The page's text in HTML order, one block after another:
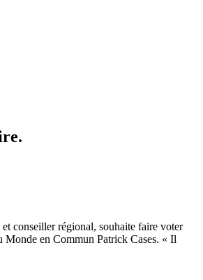
conseiller régional, souhaite faire voter
Monde en Commun Patrick Cases. « Il